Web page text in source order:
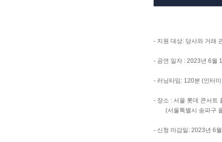
​- 지원 대상: 당사와 거래
- 공연 일자 : 2023년 6월
- 러닝타임: 120분 (인터
- 장소 : 서울 롯데 콘서트
(서울특별시 송파구 올
- 신청 마감일: 2023년 6